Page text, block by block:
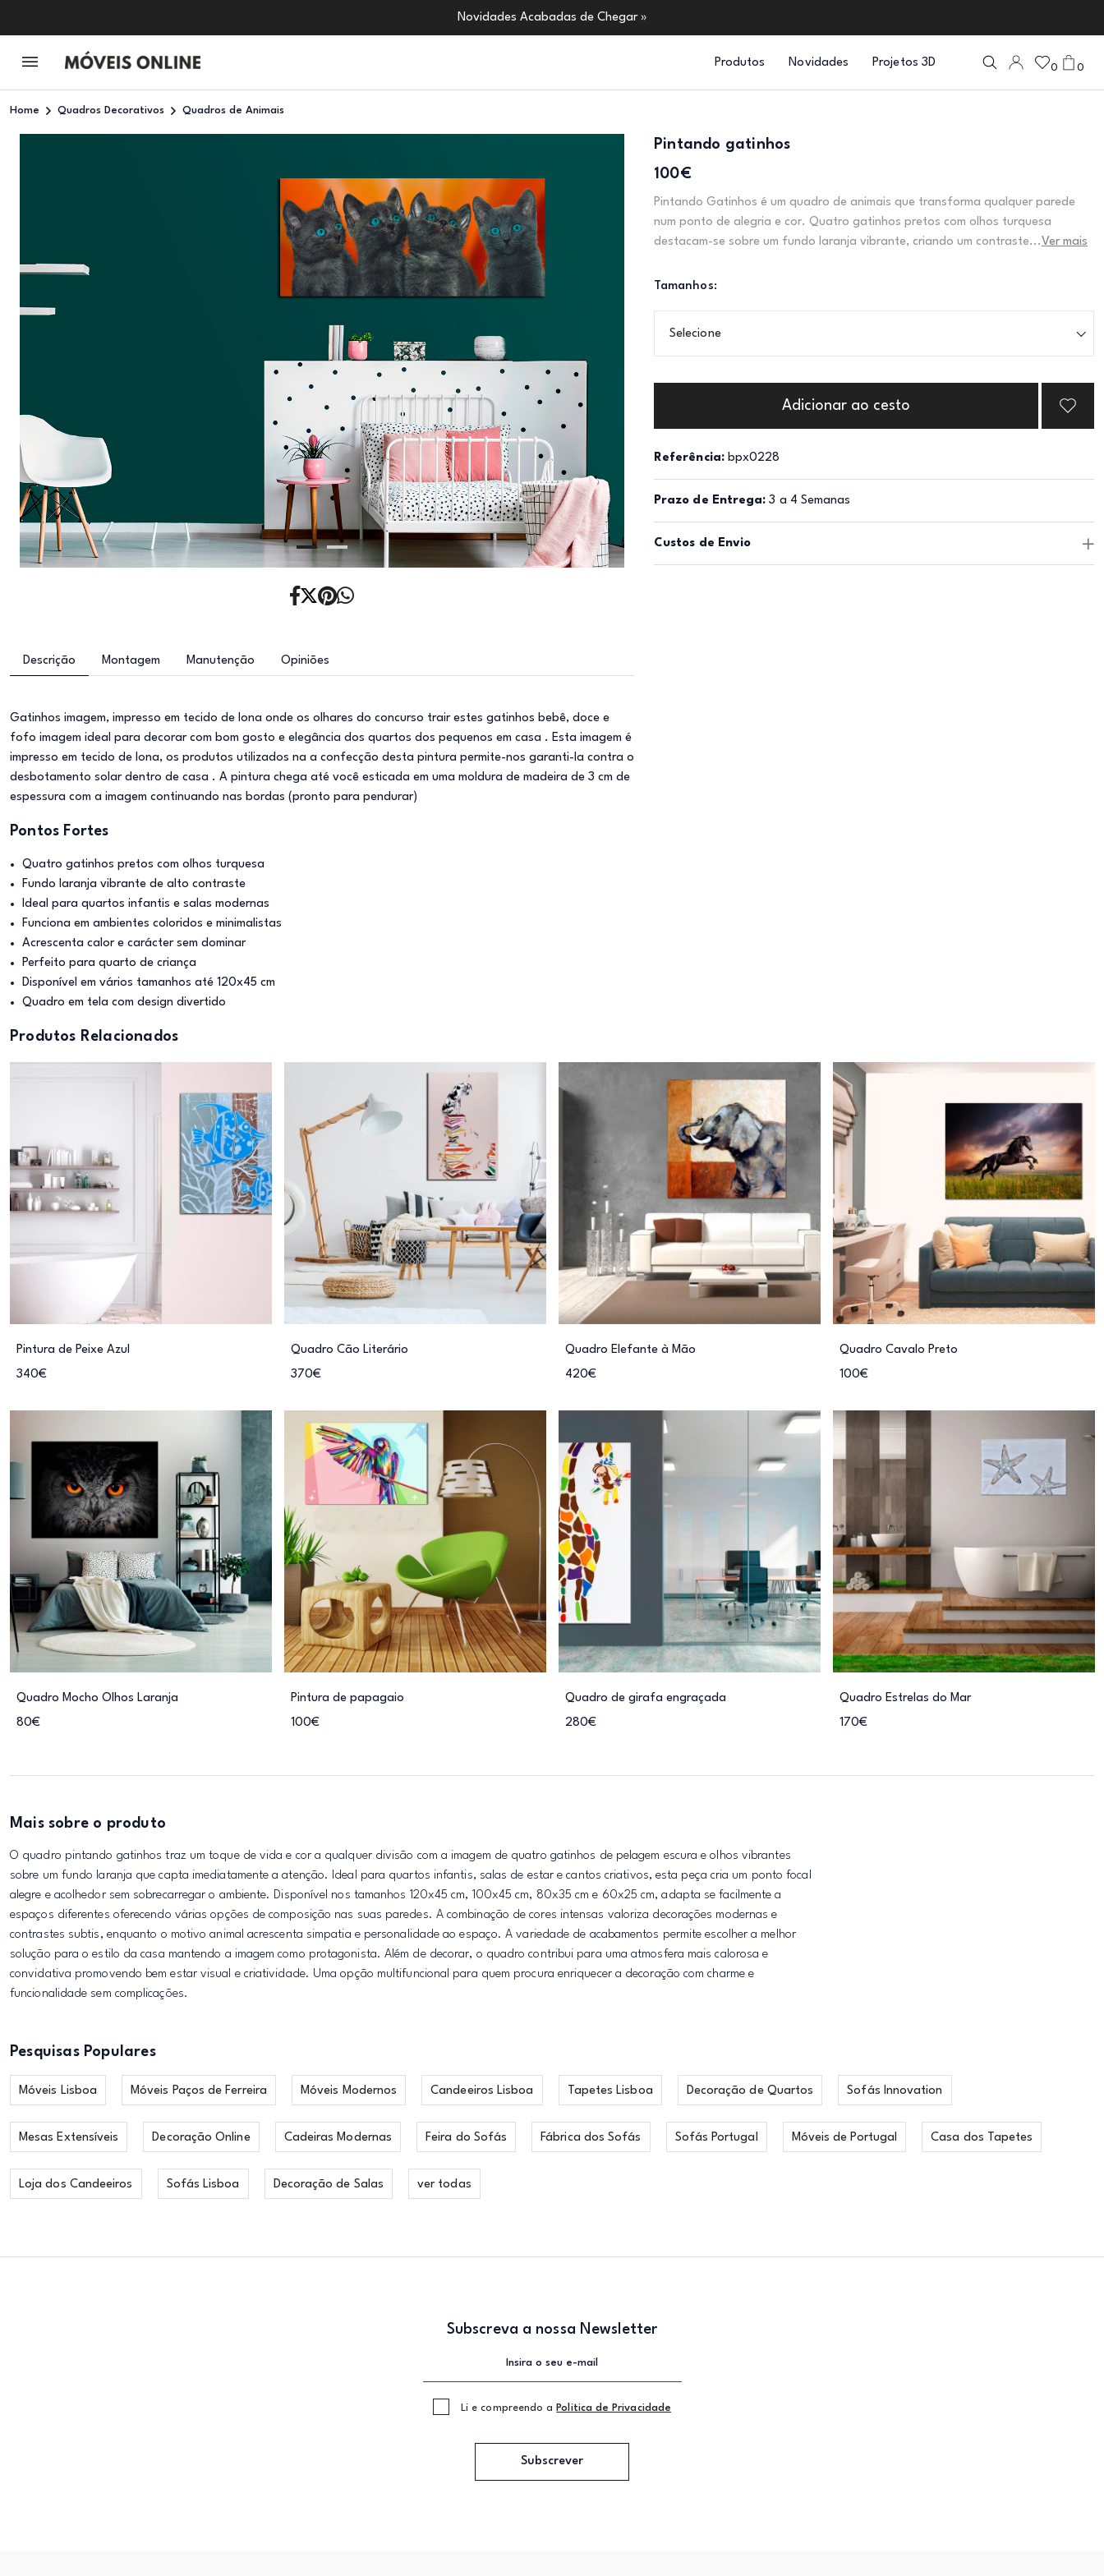
Novidades Acabadas de Chegar »
Produtos Novidades Projetos 3D 0 0
Home Quadros Decorativos Quadros de Animais
Pintando gatinhos
100€
Pintando Gatinhos é um quadro de animais que transforma qualquer parede
num ponto de alegria e cor. Quatro gatinhos pretos com olhos turquesa
destacam-se sobre um fundo laranja vibrante, criando um contraste... Ver mais
Tamanhos:
Selecione
Adicionar ao cesto
Referência: bpx0228
Prazo de Entrega: 3 a 4 Semanas
Custos de Envio
Descrição Montagem Manutenção Opiniões
Gatinhos imagem, impresso em tecido de lona onde os olhares do concurso trair estes gatinhos bebê, doce e
fofo imagem ideal para decorar com bom gosto e elegância dos quartos dos pequenos em casa . Esta imagem é
impresso em tecido de lona, os produtos utilizados na a confecção desta pintura permite-nos garanti-la contra o
desbotamento solar dentro de casa . A pintura chega até você esticada em uma moldura de madeira de 3 cm de
espessura com a imagem continuando nas bordas (pronto para pendurar)
Pontos Fortes
Quatro gatinhos pretos com olhos turquesa
Fundo laranja vibrante de alto contraste
Ideal para quartos infantis e salas modernas
Funciona em ambientes coloridos e minimalistas
Acrescenta calor e carácter sem dominar
Perfeito para quarto de criança
Disponível em vários tamanhos até 120x45 cm
Quadro em tela com design divertido
Produtos Relacionados
Pintura de Peixe Azul
340€
Quadro Cão Literário
370€
Quadro Elefante à Mão
420€
Quadro Cavalo Preto
100€
Quadro Mocho Olhos Laranja
80€
Pintura de papagaio
100€
Quadro de girafa engraçada
280€
Quadro Estrelas do Mar
170€
Mais sobre o produto
O quadro pintando gatinhos traz um toque de vida e cor a qualquer divisão com a imagem de quatro gatinhos de pelagem escura e olhos vibrantes
sobre um fundo laranja que capta imediatamente a atenção. Ideal para quartos infantis, salas de estar e cantos criativos, esta peça cria um ponto focal
alegre e acolhedor sem sobrecarregar o ambiente. Disponível nos tamanhos 120x45 cm, 100x45 cm, 80x35 cm e 60x25 cm, adapta se facilmente a
espaços diferentes oferecendo várias opções de composição nas suas paredes. A combinação de cores intensas valoriza decorações modernas e
contrastes subtis, enquanto o motivo animal acrescenta simpatia e personalidade ao espaço. A variedade de acabamentos permite escolher a melhor
solução para o estilo da casa mantendo a imagem como protagonista. Além de decorar, o quadro contribui para uma atmosfera mais calorosa e
convidativa promovendo bem estar visual e criatividade. Uma opção multifuncional para quem procura enriquecer a decoração com charme e
funcionalidade sem complicações.
Pesquisas Populares
Móveis Lisboa Móveis Paços de Ferreira Móveis Modernos Candeeiros Lisboa Tapetes Lisboa Decoração de Quartos Sofás Innovation
Mesas Extensíveis Decoração Online Cadeiras Modernas Feira do Sofás Fábrica dos Sofás Sofás Portugal Móveis de Portugal Casa dos Tapetes
Loja dos Candeeiros Sofás Lisboa Decoração de Salas ver todas
Subscreva a nossa Newsletter
Li e compreendo a Politica de Privacidade
Subscrever